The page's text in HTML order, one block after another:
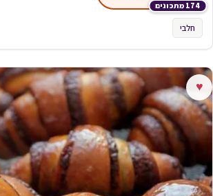
174 מתכונים
חלבי
♥